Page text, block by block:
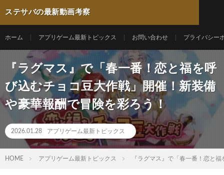
ステサバの最新動画考察
ホーム アプリゲーム最新トピックス お問い合わせ プライバシー
『ラグマス』で「春一番！恋と福を呼
び込むチョコ豆大作戦」開催！新装備
や豪華報酬で冒険を彩ろう！
2026.01.28 アプリゲーム最新トピックス
HOME アプリゲーム最新トピックス 『ラグマス』で「春一番！恋と